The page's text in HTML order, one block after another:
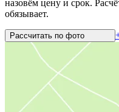
назовём цену и срок.
обязывает.
Рассчитать по фото